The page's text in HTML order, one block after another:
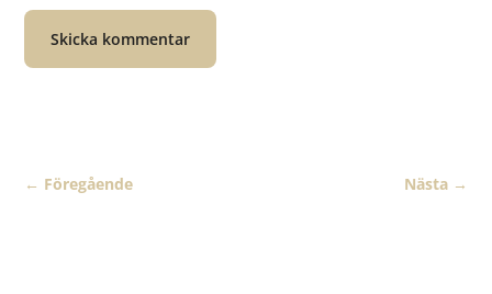
Skicka kommentar
← Föregående Nästa→